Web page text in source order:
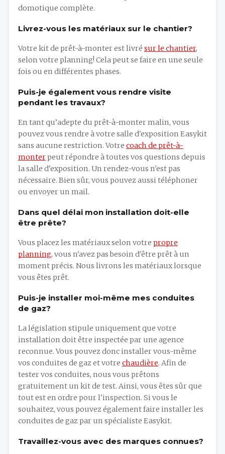
domotique complète.
Livrez-vous les matériaux sur le chantier?
Votre kit de prêt-à-monter est livré sur le chantier,
selon votre planning! Cela peut se faire en une seule
fois ou en différentes phases.
Puis-je également vous rendre visite
pendant les travaux?
En tant qu’adepte du prêt-à-monter malin, vous
pouvez vous rendre à votre salle d'exposition Easykit
sans aucune restriction. Votre coach de prêt-à-
monterpeut répondre à toutes vos questions depuis
la salle d'exposition. Un rendez-vous n'est pas
nécessaire. Bien sûr, vous pouvez aussi téléphoner
ou envoyer un mail.
Dans quel délai mon installation doit-elle
être prête?
Vous placez les matériaux selon votre propre
planning, vous n'avez pas besoin d'être prêt à un
moment précis. Nous livrons les matériaux lorsque
vous êtes prêt.
Puis-je installer moi-même mes conduites
de gaz?
La législation stipule uniquement que votre
installation doit être inspectée par une agence
reconnue. Vous pouvez donc installer vous-même
vos conduites de gaz et votre chaudière. Afin de
tester vos conduites, nous vous prêtons
gratuitement un kit de test. Ainsi, vous êtes sûr que
tout est en ordre pour l'inspection. Si vous le
souhaitez, vous pouvez également faire installer les
conduites de gaz par un spécialiste Easykit.
Travaillez-vous avec des marques connues?